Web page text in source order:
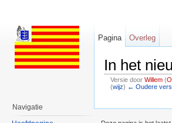
In het
Versie door Willem (
(wijz) ← Oudere
Pagina Overleg
Navigatie